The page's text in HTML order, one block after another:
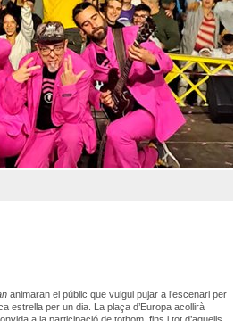
animaran el públic que vulgui pujar a l’escenari per
estrella per un dia. La plaça d’Europa acollirà